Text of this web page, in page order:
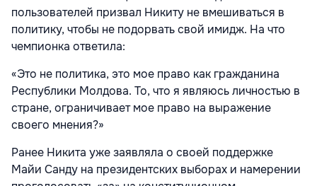
пользователей призвал Никиту не вмешиваться в
политику, чтобы не подорвать свой имидж. На что
чемпионка ответила:
«Это не политика, это мое право как гражданина
Республики Молдова. То, что я являюсь личностью в
стране, ограничивает мое право на выражение
своего мнения?»
Ранее Никита уже заявляла о своей поддержке
Майи Санду на президентских выборах и намерении